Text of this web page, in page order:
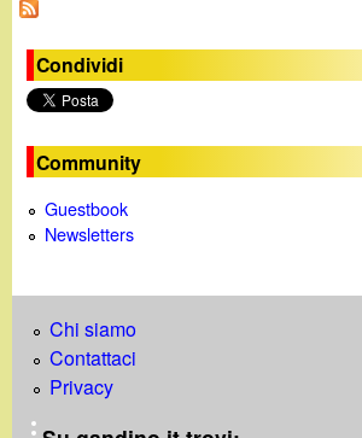
g
i
n
e
Condividi
Community
Guestbook
Newsletters
Chi siamo
Contattaci
Privacy